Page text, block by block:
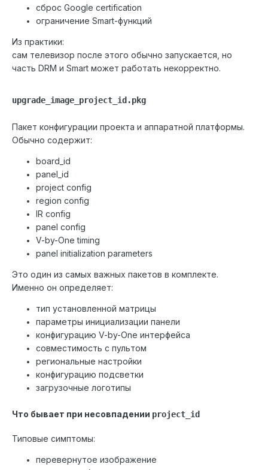
сброс Google certification
ограничение Smart-функций
Из практики:
сам телевизор после этого обычно запускается, но
часть DRM и Smart может работать некорректно.
upgrade_image_project_id.pkg
Пакет конфигурации проекта и аппаратной платформы.
Обычно содержит:
board_id
panel_id
project config
region config
IR config
panel config
V-by-One timing
panel initialization parameters
Это один из самых важных пакетов в комплекте.
Именно он определяет:
тип установленной матрицы
параметры инициализации панели
конфигурацию V-by-One интерфейса
совместимость с пультом
региональные настройки
конфигурацию подсветки
загрузочные логотипы
Что бывает при несовпадении project_id
Типовые симптомы:
перевернутое изображение